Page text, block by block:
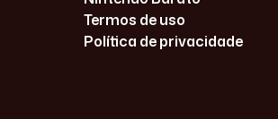
Termos de uso
Política de privacidade